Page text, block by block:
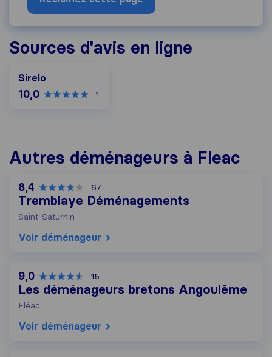
Sources d'avis en ligne
Sirelo
10,0 1
Autres déménageurs à Fleac
8,4 67
Tremblaye Déménagements
Saint-Saturnin
Voir déménageur
9,0 15
Les déménageurs bretons Angoulême
Fléac
Voir déménageur